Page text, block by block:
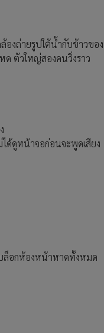
องถ่ายรูปใต้น้ำกับข้าวของ
ด ตัวใหญ่สองคนวิ่งราว
ได้ดูหน้าจอก่อนจะพูดเสียง
บล็อกห้องหน้าหาดทั้งหมด